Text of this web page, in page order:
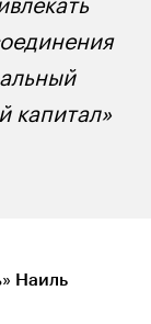
Наиль